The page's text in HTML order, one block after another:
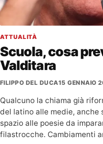
ATTUALITÀ
Scuola, cosa
Valditara
FILIPPO DEL DUCA15 GENNAIO
Qualcuno la chiama già
del latino alle medie, anche
spazio alle poesie da
filastrocche. Cambiamenti